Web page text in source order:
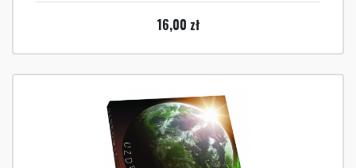
16,00 zł